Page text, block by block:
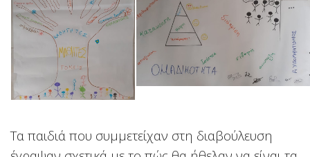
Τα παιδιά που συμμετείχαν στη διαβούλευση